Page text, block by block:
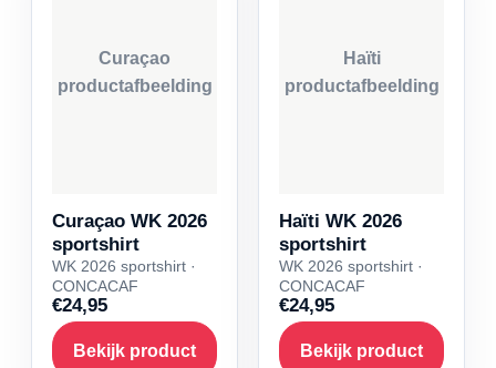
Curaçao
productafbeelding
Curaçao WK 2026
sportshirt
WK 2026 sportshirt ·
CONCACAF
€24,95
Bekijk product
Haïti
productafbeelding
Haïti WK 2026
sportshirt
WK 2026 sportshirt ·
CONCACAF
€24,95
Bekijk product